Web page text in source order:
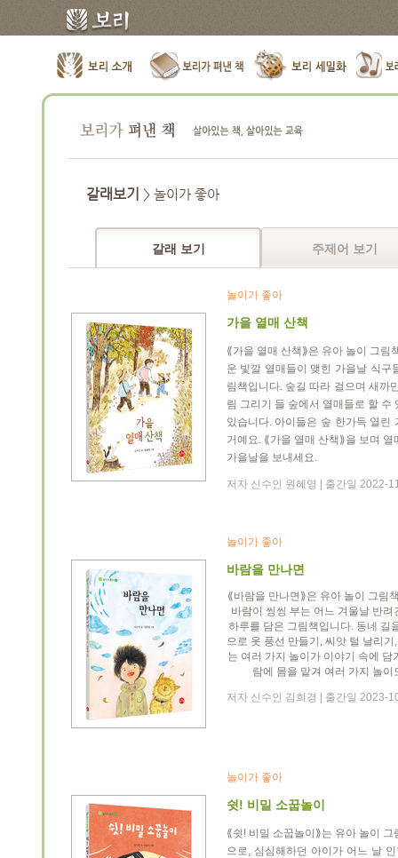
갈래보기 > 놀이가 좋아
갈래 보기 주제어 보기
놀이가 좋아
가을 열매 산책
⟪가을 열매 산책⟫은 유아 놀이 그림
운 빛깔 열매들이 맺힌 가을날 식구
림책입니다. 숲길 따라 걸으며 새까
림 그리기 들 숲에서 열매들로 할
있습니다. 아이들은 숲 한가득 열린
거예요. ⟪가을 열매 산책⟫을 보며
가을날을 보내세요.
저자 신수인 원혜영 | 출간일 2022-
놀이가 좋아
바람을 만나면
⟪바람을 만나면⟫은 유아 놀이 그림
바람이 씽씽 부는 어느 겨울날 반
하루를 담은 그림책입니다. 동네 길
으로 옷 풍선 만들기, 씨앗 털 날리
는 여러 가지 놀이가 이야기 속에
람에 몸을 맡겨 여러 가지 놀
저자 신수인 김희경 | 출간일 2023-
놀이가 좋아
쉿! 비밀 소꿉놀이
⟪쉿! 비밀 소꿉놀이⟫는 유아 놀이
으로, 심심해하던 아이가 어느 날